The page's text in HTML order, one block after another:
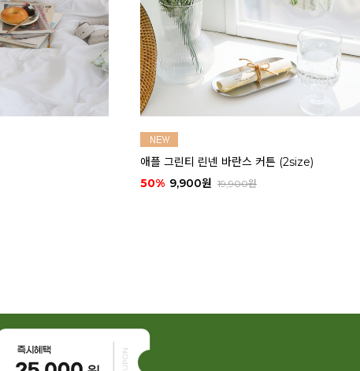
마카롱 코튼 쿠션 커버 (2size)
9,900원 20,000원